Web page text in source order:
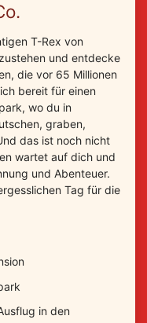
T-Rex von
und entdecke
die vor 65 Millionen
bereit für einen
wo du in
graben,
das ist noch nicht
wartet auf dich und
und Abenteuer.
Tag für die
in den